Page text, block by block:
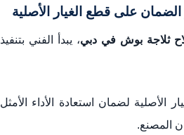
ثلاجة بوش في دبي، يبدأ الفني بتنفيذ
لضمان استعادة الأداء الأمثل
المصنع.